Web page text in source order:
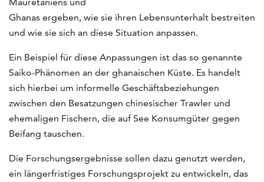
Ghanas ergeben, wie sie ihren Lebensunterhalt bestreiten
und wie sie sich an diese Situation anpassen.
Ein Beispiel für diese Anpassungen ist das so genannte
Saiko-Phänomen an der ghanaischen Küste. Es handelt
sich hierbei um informelle Geschäftsbeziehungen
zwischen den Besatzungen chinesischer Trawler und
ehemaligen Fischern, die auf See Konsumgüter gegen
Beifang tauschen.
Die Forschungsergebnisse sollen dazu genutzt werden,
ein längerfristiges Forschungsprojekt zu entwickeln, das